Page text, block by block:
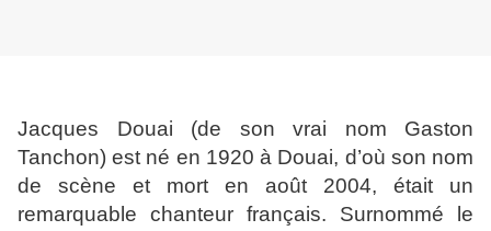
Jacques Douai (de son vrai nom Gaston
Tanchon) est né en 1920 à Douai, d’où son nom
de scène et mort en août 2004, était un
remarquable chanteur français. Surnommé le